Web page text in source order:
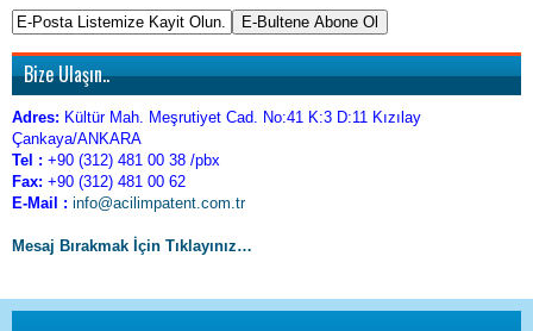
Bize Ulaşın..
Adres: Kültür Mah. Meşrutiyet Cad. No:41 K:3 D:11 Kızılay
Çankaya/ANKARA
Tel : +90 (312) 481 00 38 /pbx
Fax: +90 (312) 481 00 62
E-Mail : info@acilimpatent.com.tr
Mesaj Bırakmak İçin Tıklayınız…